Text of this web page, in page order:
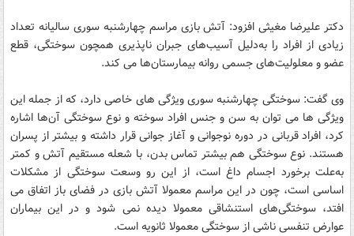
دکتر علیرضا مغیثی افزود: آتش بازی مراسم چهارشنبه سوری سالیانه تعداد
زیادی از افراد را به‌دلیل آسیب‌های جبران ناپذیری همچون سوختگی، قطع
عضو و معلولیت‌های جسمی روانه بیمارستان‌ها می کند.
وی گفت: سوختگی چهارشنبه سوری ویژگی های خاصی دارد، که از جمله این
ویژگی ها می توان به سن و جنس افراد سوخته و نوع سوختگی آن‌ها اشاره
کرد، افراد قربانی در دوره نوجوانی و آغاز جوانی قرار داشته و بیشتر از پسران
هستند. نوع سوختگی هم بیشتر تماس بدن، با شعله مستقیم آتش و کمتر
به‌علت برخورد اجسام داغ است، از این رو وسعت سوختگی از مشکلات
اساسی است، چون در این مراسم معمولا آتش بازی در فضای باز اتفاق می
افتد، سوختگی‌های استنشاقی معمولا دیده نمی شود و در این بیماران
عوارض تنفسی ناشی از سوختگی معمولا ثانویه است.